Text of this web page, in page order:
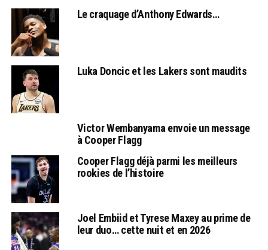
Le craquage d’Anthony Edwards…
Luka Doncic et les Lakers sont maudits
Victor Wembanyama envoie un message
à Cooper Flagg
Cooper Flagg déjà parmi les meilleurs
rookies de l’histoire
Joel Embiid et Tyrese Maxey au prime de
leur duo… cette nuit et en 2026